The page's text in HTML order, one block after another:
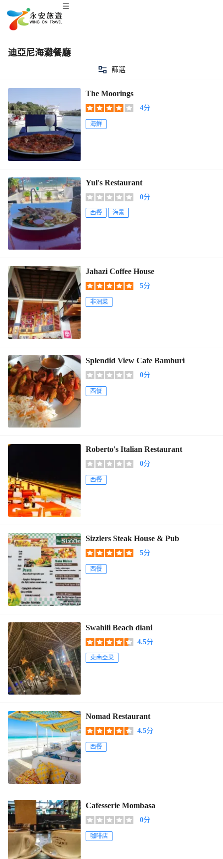
迪亞尼海灘餐廳
篩選
The Moorings
4分
海鮮
Yul's Restaurant
0分
西餐 海景
Jahazi Coffee House
5分
非洲菜
Splendid View Cafe Bamburi
0分
西餐
Roberto's Italian Restaurant
0分
西餐
Sizzlers Steak House & Pub
5分
西餐
Swahili Beach diani
4.5分
東南亞菜
Nomad Restaurant
4.5分
西餐
Cafesserie Mombasa
0分
咖啡店